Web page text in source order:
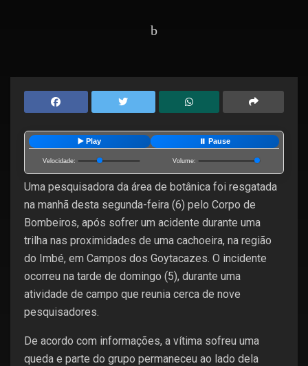
▶️ Play ⏸️ Pause
Velocidade: Volume:
Uma pesquisadora da área de botânica foi resgatada
na manhã desta segunda-feira (6) pelo Corpo de
Bombeiros, após sofrer um acidente durante uma
trilha nas proximidades de uma cachoeira, na região
do Imbé, em Campos dos Goytacazes. O incidente
ocorreu na tarde de domingo (5), durante uma
atividade de campo que reunia cerca de nove
pesquisadores.
De acordo com informações, a vítima sofreu uma
queda e parte do grupo permaneceu ao lado dela